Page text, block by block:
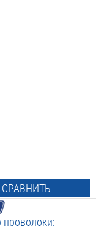
СРАВНИТЬ
проволоки: